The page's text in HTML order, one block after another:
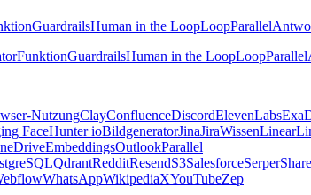
GuardrailsHuman in the LoopLoopParallel
FunktionGuardrailsHuman in the LoopLoopParallel
NutzungClayConfluenceDiscordElevenLabsExa
FaceHunter ioBildgeneratorJinaJiraWissenLinear
EmbeddingsOutlookParallel
QdrantRedditResendS3SalesforceSerper
WhatsAppWikipediaXYouTubeZep